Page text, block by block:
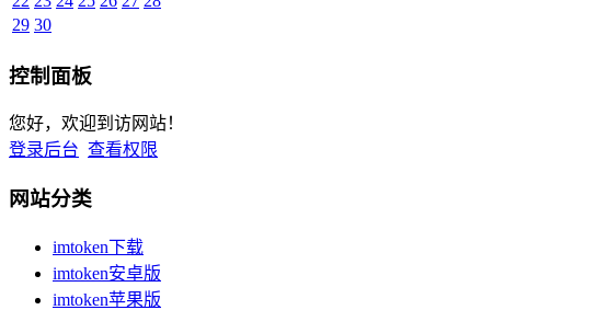
29 30
控制面板
您好，欢迎到访网站！
登录后台 查看权限
网站分类
imtoken下载
imtoken安卓版
imtoken苹果版